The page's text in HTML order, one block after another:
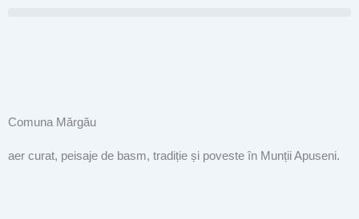
Comuna Mărgău
aer curat, peisaje de basm, tradiție și poveste în Munții Apuseni.